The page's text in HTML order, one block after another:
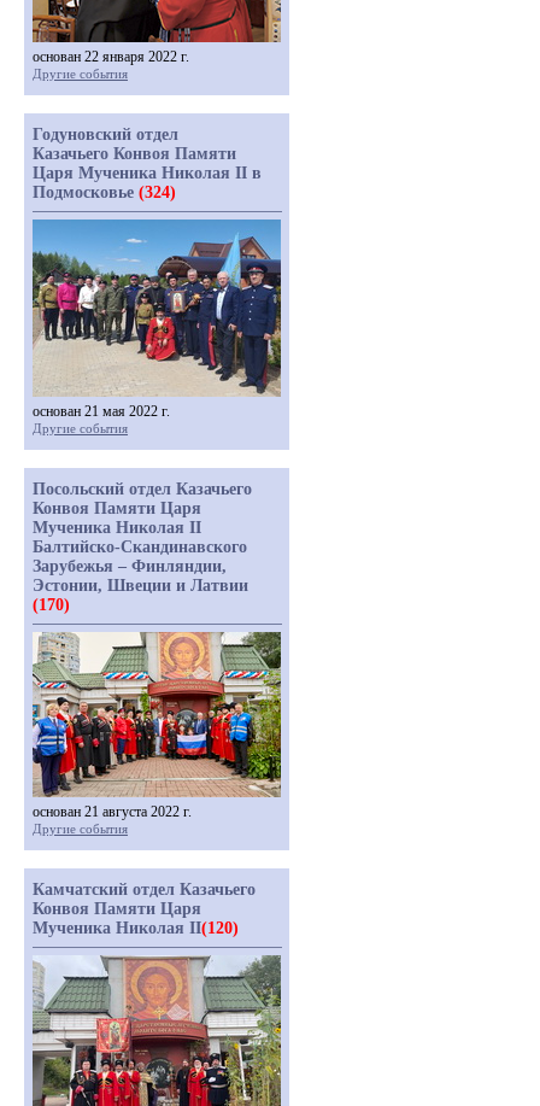
основан 22 января 2022 г.
Другие события
Годуновский отдел
Казачьего Конвоя Памяти
Царя Мученика Николая II в
Подмосковье (324)
основан 21 мая 2022 г.
Другие события
Посольский отдел Казачьего
Конвоя Памяти Царя
Мученика Николая II
Балтийско-Скандинавского
Зарубежья – Финляндии,
Эстонии, Швеции и Латвии
(170)
основан 21 августа 2022 г.
Другие события
Камчатский отдел Казачьего
Конвоя Памяти Царя
Мученика Николая II(120)